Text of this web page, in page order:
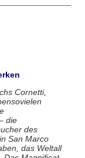
Cornetti,
die
des
San Marco
das Weltall